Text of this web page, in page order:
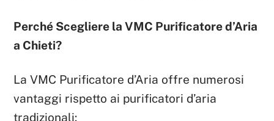
Perché Scegliere la VMC Purificatore d’Aria
a Chieti?
La VMC Purificatore d’Aria offre numerosi
vantaggi rispetto ai purificatori d’aria
tradizionali: